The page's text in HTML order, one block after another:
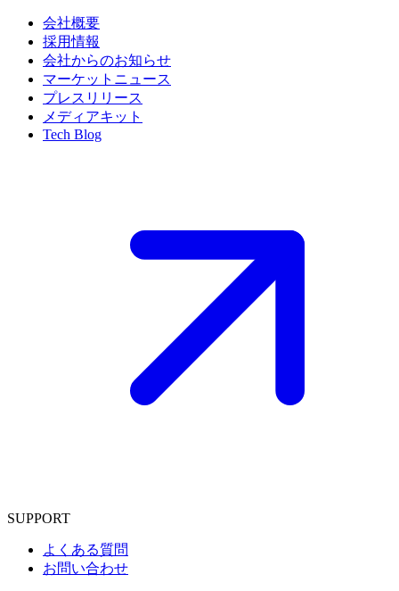
会社概要
採用情報
会社からのお知らせ
マーケットニュース
プレスリリース
メディアキット
Tech Blog
SUPPORT
よくある質問
お問い合わせ